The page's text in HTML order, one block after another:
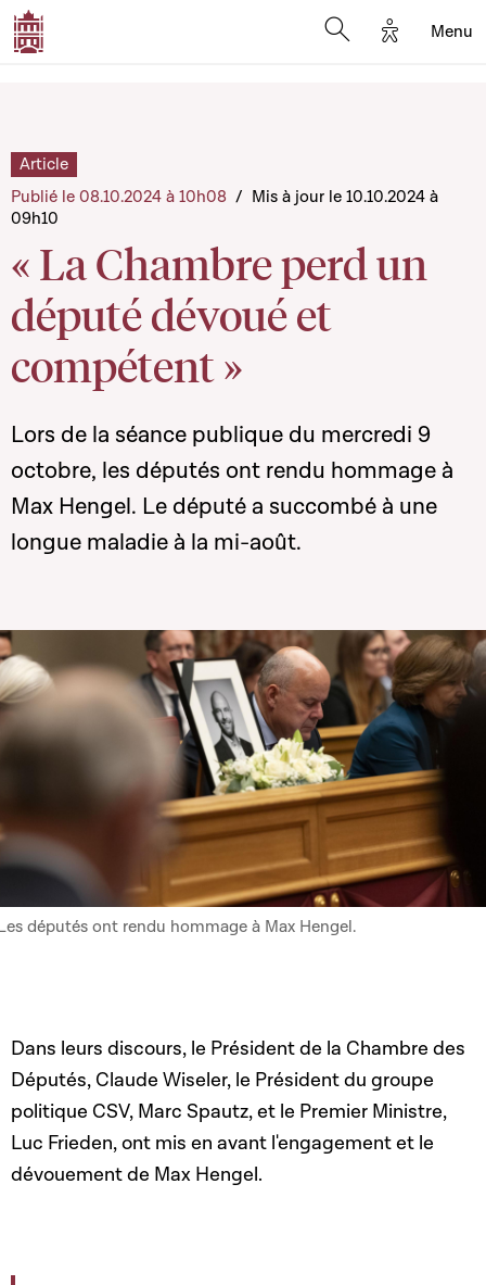
Options
Menu
« La Chambre perd un
député dévoué et
compétent »
Article
Publié le 08.10.2024 à 10h08 / Mis à jour le 10.10.2024 à
09h10
Lors de la séance publique du mercredi 9
octobre, les députés ont rendu hommage à
Max Hengel. Le député a succombé à une
longue maladie à la mi-août.
députés ont rendu hommage à Max Hengel.
Dans leurs discours, le Président de la Chambre des
Députés, Claude Wiseler, le Président du groupe
politique CSV, Marc Spautz, et le Premier Ministre,
Luc Frieden, ont mis en avant l'engagement et le
dévouement de Max Hengel.